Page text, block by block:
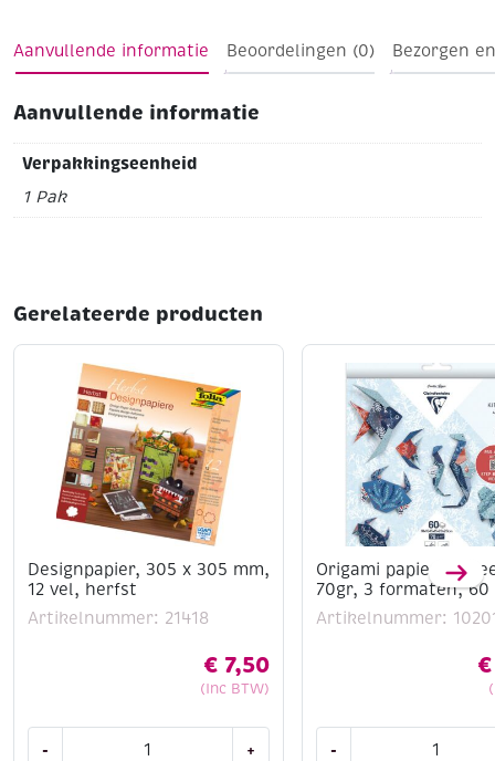
Aanvullende informatie Beoordelingen (0) Bezorgen
Aanvullende informatie
Verpakkingseenheid
1 Pak
Gerelateerde producten
Designpapier, 305 x 305 mm,
12 vel, herfst
Artikelnummer: 21418
€ 7,50
(Inc BTW)
- +
Origami papier kit
70gr, 3 formaten, 60
Artikelnummer:
€
-